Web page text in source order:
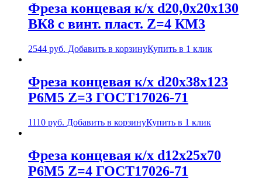
Фреза концевая к/х d20,0х20х130
ВК8 с винт. пласт. Z=4 КМ3
2544 руб. Добавить в корзинуКупить в 1 клик
Фреза концевая к/х d20х38х123
Р6М5 Z=3 ГОСТ17026-71
1110 руб. Добавить в корзинуКупить в 1 клик
Фреза концевая к/х d12х25х70
Р6М5 Z=4 ГОСТ17026-71